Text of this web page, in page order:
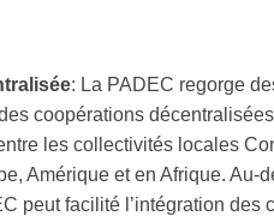
: La PADEC regorge
coopérations
les collectivités locales
Amérique et en Afrique. Au-
peut facilité l’intégration